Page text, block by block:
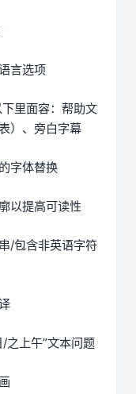
言选项
里面容：帮助文
）、旁白字幕
字体替换
以提高可读性
/包含非英语字符
之上午”文本问题